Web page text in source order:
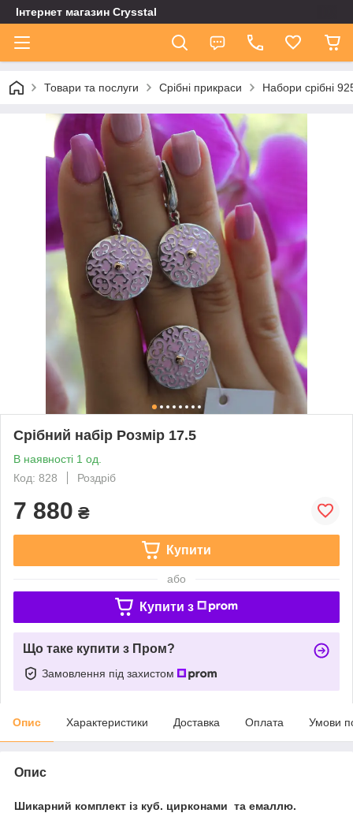
Інтернет магазин Сrysstal
Товари та послуги Срібні прикраси Набори срібні
Срібний набір Розмір 17.5
В наявності 1 од.
Код: 828
Роздріб
7 880 ₴
Купити
або
Купити з
Що таке купити з Пром?
Замовлення під захистом
Опис Характеристики Доставка Оплата Умови
Опис
Шикарний комплект із куб. цирконами та емаллю.